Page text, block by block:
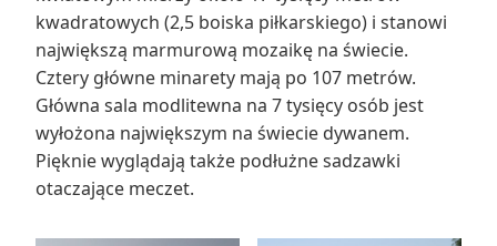
kwadratowych (2,5 boiska piłkarskiego) i stanowi
największą marmurową mozaikę na świecie.
Cztery główne minarety mają po 107 metrów.
Główna sala modlitewna na 7 tysięcy osób jest
wyłożona największym na świecie dywanem.
Pięknie wyglądają także podłużne sadzawki
otaczające meczet.